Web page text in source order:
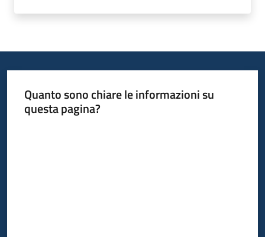
Quanto sono chiare le informazioni su
questa pagina?